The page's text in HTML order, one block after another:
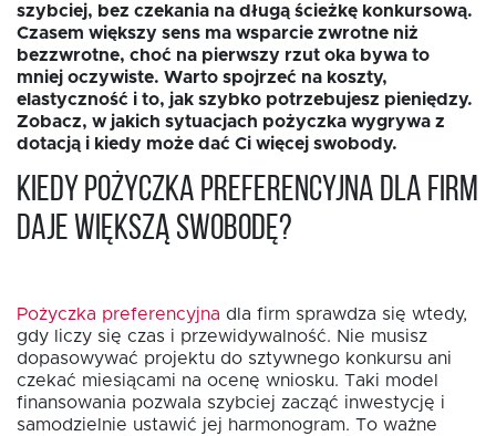
Rekrutujemy
Kontakt
EN
szybciej, bez czekania na długą ścieżkę konkursową.
Czasem większy sens ma wsparcie zwrotne niż
bezzwrotne, choć na pierwszy rzut oka bywa to
mniej oczywiste. Warto spojrzeć na koszty,
elastyczność i to, jak szybko potrzebujesz pieniędzy.
Zobacz, w jakich sytuacjach pożyczka wygrywa z
dotacją i kiedy może dać Ci więcej swobody.
Kiedy pożyczka preferencyjna dla firm
daje większą swobodę?
Pożyczka preferencyjna dla firm sprawdza się wtedy,
gdy liczy się czas i przewidywalność. Nie musisz
dopasowywać projektu do sztywnego konkursu ani
czekać miesiącami na ocenę wniosku. Taki model
finansowania pozwala szybciej zacząć inwestycję i
samodzielnie ustawić jej harmonogram. To ważne